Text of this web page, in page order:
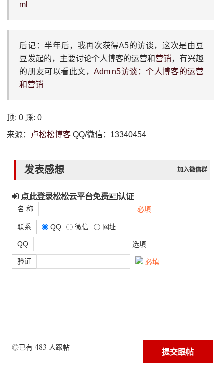
ml
后记：半年后，我再次获得A5的访谈，这次是由豆
豆发起的，主要讨论个人博客的运营和营销，有兴趣
的朋友可以看此文，Admin5访谈：个人博客的运营
和营销
顶:0 踩:0
来源： 卢松松博客 QQ/微信：13340454
发表感想 加入微信群
点此登录松松云平台免费 认证
名 称 必填
联系 QQ 微信 网址
QQ 选填
验证 必填
◎已有 483 人跟帖